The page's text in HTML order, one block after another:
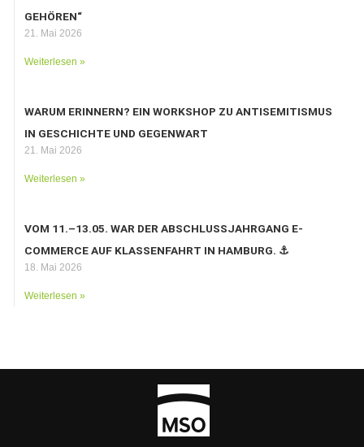
GEHÖREN“
21. Mai 2026
Weiterlesen »
WARUM ERINNERN? EIN WORKSHOP ZU ANTISEMITISMUS
IN GESCHICHTE UND GEGENWART
21. Mai 2026
Weiterlesen »
VOM 11.–13.05. WAR DER ABSCHLUSSJAHRGANG E-
COMMERCE AUF KLASSENFAHRT IN HAMBURG. ⚓️
18. Mai 2026
Weiterlesen »